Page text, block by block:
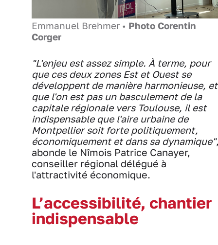
Emmanuel Brehmer • Photo Corentin
Corger
"L'enjeu est assez simple. À terme, pour
que ces deux zones Est et Ouest se
développent de manière harmonieuse, et
que l'on est pas un basculement de la
capitale régionale vers Toulouse, il est
indispensable que l'aire urbaine de
Montpellier soit forte politiquement,
économiquement et dans sa dynamique"
abonde le Nîmois Patrice Canayer,
conseiller régional délégué à
l'attractivité économique.
L’accessibilité, chantier
indispensable